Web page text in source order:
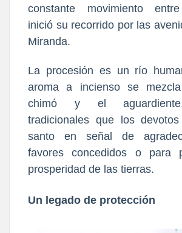
constante movimiento
inició su recorrido por las
Miranda.
La procesión es un río
aroma a incienso se
chimó y el
tradicionales que los
santo en señal de
favores concedidos o para
prosperidad de las tierras.
Un legado de protección